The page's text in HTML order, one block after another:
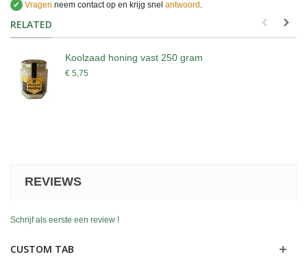
✔ Vragen neem contact op en krijg snel antwoord .
RELATED
Koolzaad honing vast 250 gram
€ 5,75
REVIEWS
Schrijf als eerste een review !
CUSTOM TAB